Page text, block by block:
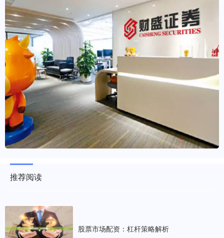
推荐阅读
股票市场配资：杠杆策略解析